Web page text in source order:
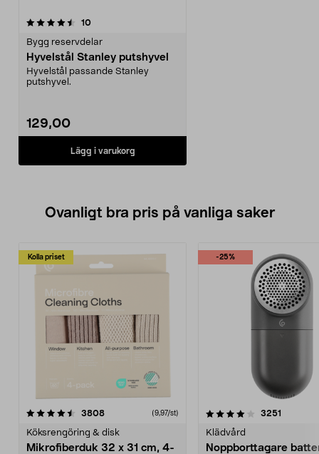
10recensioner
Bygg reservdelar
Hyvelstål Stanley putshyvel
Hyvelstål passande Stanley
putshyvel.
129,00
Lägg i varukorg
Ovanligt bra pris på vanliga saker
Kolla priset
3808recensioner (9,97/st)
Köksrengöring & disk
Mikrofiberduk 32 x 31 cm, 4-
-25%
4.0av 5 stjärnor 3251
Klädvård
Noppborttagare
4.5av 5 stjärnor